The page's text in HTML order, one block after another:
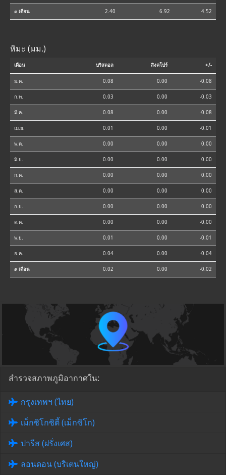
⌀ เดือน 2.40 6.92 4.52
หิมะ (มม.)
เดือน บริสตอล สิงคโปร์ +/-
ม.ค. 0.08 0.00 -0.08
ก.พ. 0.03 0.00 -0.03
มี.ค. 0.08 0.00 -0.08
เม.ย. 0.01 0.00 -0.01
พ.ค. 0.00 0.00 0.00
มิ.ย. 0.00 0.00 0.00
ก.ค. 0.00 0.00 0.00
ส.ค. 0.00 0.00 0.00
ก.ย. 0.00 0.00 0.00
ต.ค. 0.00 0.00 -0.00
พ.ย. 0.01 0.00 -0.01
ธ.ค. 0.04 0.00 -0.04
⌀ เดือน 0.02 0.00 -0.02
สำรวจสภาพภูมิอากาศใน:
กรุงเทพฯ (ไทย)
เม็กซิโกซิตี้ (เม็กซิโก)
ปารีส (ฝรั่งเศส)
ลอนดอน (บริเตนใหญ่)